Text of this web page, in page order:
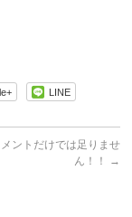
LINE
ントだけでは足りませ
ん！！
→